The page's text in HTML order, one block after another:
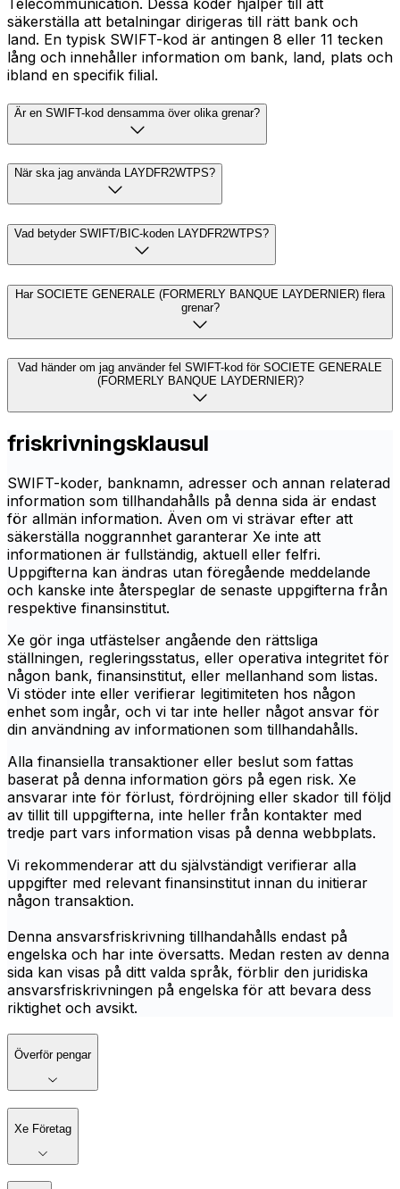
säkerställa att betalningar dirigeras till rätt bank och
land. En typisk SWIFT-kod är antingen 8 eller 11 tecken
lång och innehåller information om bank, land, plats och
ibland en specifik filial.
Är en SWIFT-kod densamma över olika grenar?
När ska jag använda LAYDFR2WTPS?
Vad betyder SWIFT/BIC-koden LAYDFR2WTPS?
Har SOCIETE GENERALE (FORMERLY BANQUE LAYDERNIER) flera
grenar?
Vad händer om jag använder fel SWIFT-kod för SOCIETE GENERALE
(FORMERLY BANQUE LAYDERNIER)?
friskrivningsklausul
SWIFT-koder, banknamn, adresser och annan relaterad
information som tillhandahålls på denna sida är endast
för allmän information. Även om vi strävar efter att
säkerställa noggrannhet garanterar Xe inte att
informationen är fullständig, aktuell eller felfri.
Uppgifterna kan ändras utan föregående meddelande
och kanske inte återspeglar de senaste uppgifterna från
respektive finansinstitut.
Xe gör inga utfästelser angående den rättsliga
ställningen, regleringsstatus, eller operativa integritet för
någon bank, finansinstitut, eller mellanhand som listas.
Vi stöder inte eller verifierar legitimiteten hos någon
enhet som ingår, och vi tar inte heller något ansvar för
din användning av informationen som tillhandahålls.
Alla finansiella transaktioner eller beslut som fattas
baserat på denna information görs på egen risk. Xe
ansvarar inte för förlust, fördröjning eller skador till följd
av tillit till uppgifterna, inte heller från kontakter med
tredje part vars information visas på denna webbplats.
Vi rekommenderar att du självständigt verifierar alla
uppgifter med relevant finansinstitut innan du initierar
någon transaktion.
Denna ansvarsfriskrivning tillhandahålls endast på
engelska och har inte översatts. Medan resten av denna
sida kan visas på ditt valda språk, förblir den juridiska
ansvarsfriskrivningen på engelska för att bevara dess
riktighet och avsikt.
Överför pengar
Xe Företag